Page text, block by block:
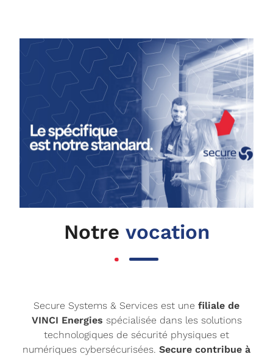
Notre vocation
Secure Systems & Services est une filiale de
VINCI Energies spécialisée dans les solutions
technologiques de sécurité physiques et
numériques cybersécurisées. Secure contribue à